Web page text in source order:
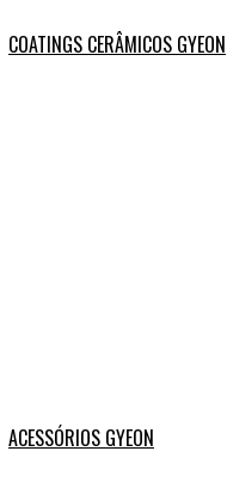
COATINGS CERÂMICOS GYEON
ACESSÓRIOS GYEON